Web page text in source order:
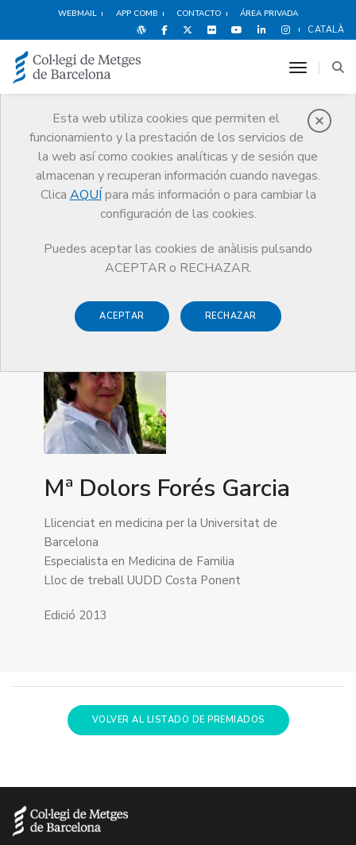
WEBMAIL APP COMB CONTACTO ÁREA PRIVADA
CATALÀ
Esta web utiliza cookies que permiten el
funcionamiento y la prestación de los servicios de
la web así como cookies analíticas y de sesión que
almacenan y recuperan información cuando navegas.
Clica AQUÍ para más información o para cambiar la
configuración de las cookies.
Puedes aceptar las cookies de anàlisis pulsando
ACEPTAR o RECHAZAR.
ACEPTAR RECHAZAR
toggle
Premios
El CoMB Guardonat Edició 2013
Guardonat Edició 2013
Mª Dolors Forés Garcia
Llicenciat en medicina per la Universitat de
Barcelona
Especialista en Medicina de Familia
Lloc de treball UUDD Costa Ponent
Edició 2013
VOLVER AL LISTADO DE PREMIADOS